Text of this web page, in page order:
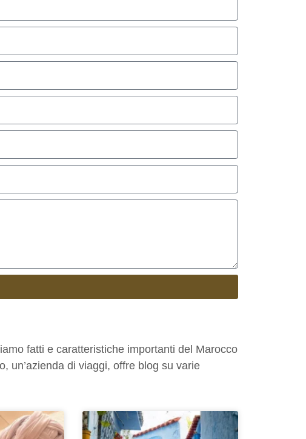
fatti e caratteristiche importanti del Marocco
un’azienda di viaggi, offre blog su varie